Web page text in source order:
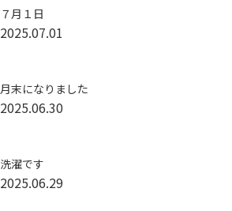
７月１日
2025.07.01
月末になりました
2025.06.30
洗濯です
2025.06.29